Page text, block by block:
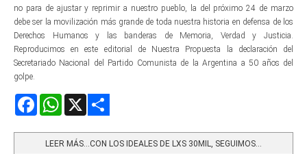
no para de ajustar y reprimir a nuestro pueblo, la del próximo 24 de marzo
debe ser la movilización más grande de toda nuestra historia en defensa de los
Derechos Humanos y las banderas de Memoria, Verdad y Justicia.
Reproducimos en este editorial de Nuestra Propuesta la declaración del
Secretariado Nacional del Partido Comunista de la Argentina a 50 años del
golpe.
FacebookWhatsApp
LEER MÁS…CON LOS IDEALES DE LXS 30MIL, SEGUIMOS...